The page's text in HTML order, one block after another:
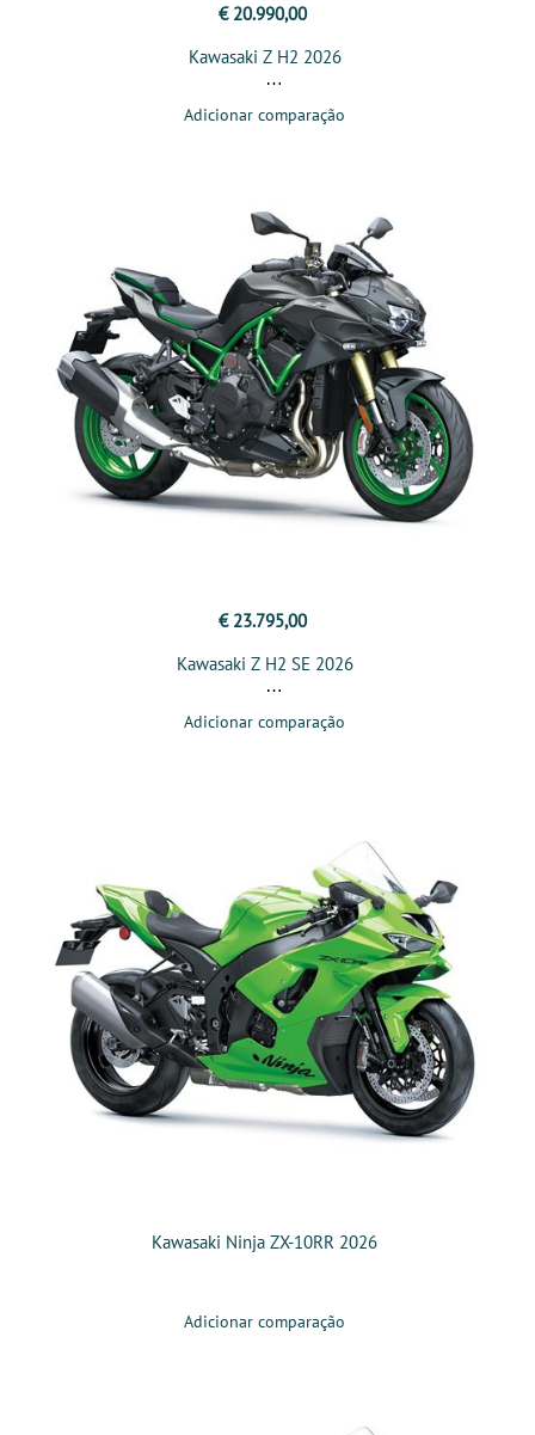
€ 20.990,00
Kawasaki Z H2 2026
Adicionar comparação
€ 23.795,00
Kawasaki Z H2 SE 2026
Adicionar comparação
Kawasaki Ninja ZX-10RR 2026
Adicionar comparação